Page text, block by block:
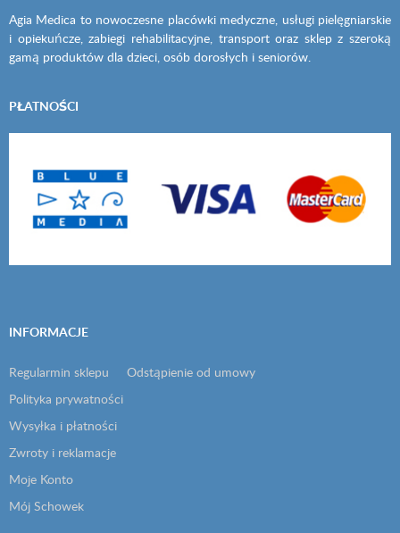
Agia Medica to nowoczesne placówki medyczne, usługi pielęgniarskie
i opiekuńcze, zabiegi rehabilitacyjne, transport oraz sklep z szeroką
gamą produktów dla dzieci, osób dorosłych i seniorów.
PŁATNOŚCI
INFORMACJE
Regularmin sklepu
Polityka prywatności
Wysyłka i płatności
Zwroty i reklamacje
Moje Konto
Mój Schowek
Odstąpienie od umowy